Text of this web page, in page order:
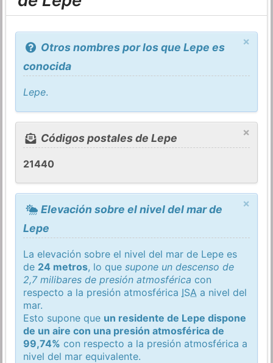
×
Otros nombres por los que Lepe es
conocida
Lepe.
×
Códigos postales de Lepe
21440
×
Elevación sobre el nivel del mar de
Lepe
La elevación sobre el nivel del mar de Lepe es
de 24 metros, lo quesupone un descenso de
2,7 milibares de presión atmosférica con
respecto a la presión atmosférica ISA a nivel del
mar.
Esto supone que un residente de Lepe dispone
de un aire con una presión atmosférica de
99,74% con respecto a la presión atmosférica a
nivel del mar equivalente.